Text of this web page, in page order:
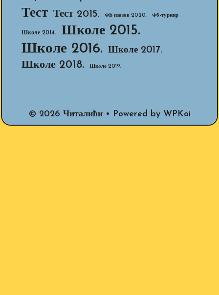
Тест Тест 2015. ФБ изазов 2020. Фб-турнир
Школе 2014.
Школе 2015.
Школе 2016. Школе 2017.
Школе 2018. Школе 2019.
© 2026 Читалићи• Powered by WPKoi